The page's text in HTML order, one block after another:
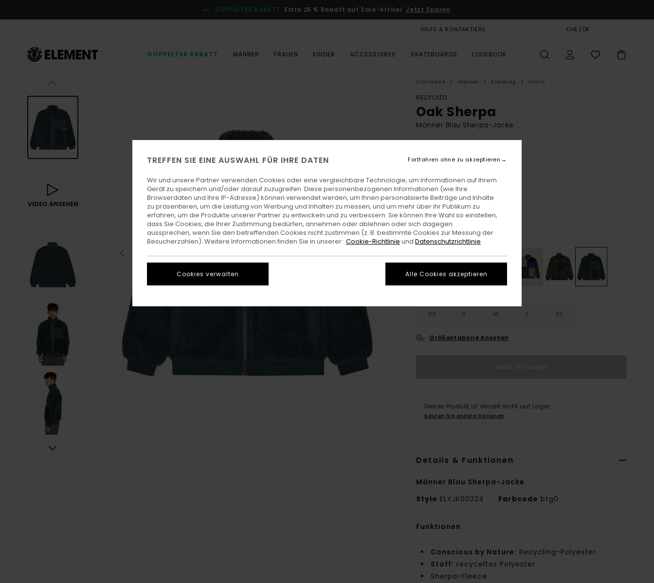
Produktinformation
DOPPELTER RABATT Extra 25 % Rabatt auf Sale-Artikel Jetzt Sparen
HILFE & KONTAKTIERE CHE / DE
DOPPELTER RABATT MÄNNER FRAUEN KINDER ACCESSOIRES SKATEBOARDS LOOKBOOK
VIDEO ANSEHEN
Startseite Männer Kleidung Fleece
RECYCLED
Oak Sherpa
Männer Blau Sherpa-Jacke
4.9
ECO-BONUS
CHF 59,99
SALE
DOPPELTER RABATT EXTRA 25 %
Farbe Magical Forest
XS S M L XL
Größentabelle Ansehen
Dieses Produkt ist derzeit nicht auf Lager.
Kaufen Sie andere Optionen
Details & Funktionen
Männer Blau Sherpa-Jacke
Style ELYJK00224 Farbcode btg0
Funktionen
Conscious by Nature: Recycling-Polyester
Stoff: recyceltes Polyester
Sherpa-Fleece
TREFFEN SIE EINE AUSWAHL FÜR IHRE DATEN
Wir und unsere Partner verwenden Cookies oder eine vergleichbare Technologie, um Informationen auf Ihrem
Gerät zu speichern und/oder darauf zuzugreifen. Diese personenbezogenen Informationen (wie Ihre
Browserdaten und Ihre IP-Adresse) können verwendet werden, um Ihnen personalisierte Beiträge und Inhalte
zu präsentieren, um die Leistung von Werbung und Inhalten zu messen, und um mehr über ihr Publikum zu
erfahren, um die Produkte unserer Partner zu entwickeln und zu verbessern. Sie können Ihre Wahl so einstellen,
dass Sie Cookies, die Ihrer Zustimmung bedürfen, annehmen oder ablehnen oder sich dagegen
aussprechen, wenn Sie den betreffenden Cookies nicht zustimmen (z. B. bestimmte Cookies zur Messung der
Besucherzahlen). Weitere Informationen finden Sie in unserer : Cookie-Richtlinie und Datenschutzrichtlinie
Cookies verwalten
Fortfahren ohne zu akzeptieren
Alle Cookies akzeptieren